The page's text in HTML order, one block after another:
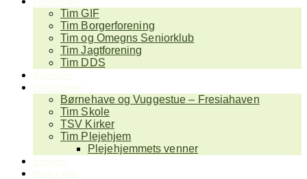
Tim GIF
Tim Borgerforening
Tim og Omegns Seniorklub
Tim Jagtforening
Tim DDS
Børnehave og Vuggestue – Fresiahaven
Tim Skole
TSV Kirker
Tim Plejehjem
Plejehjemmets venner